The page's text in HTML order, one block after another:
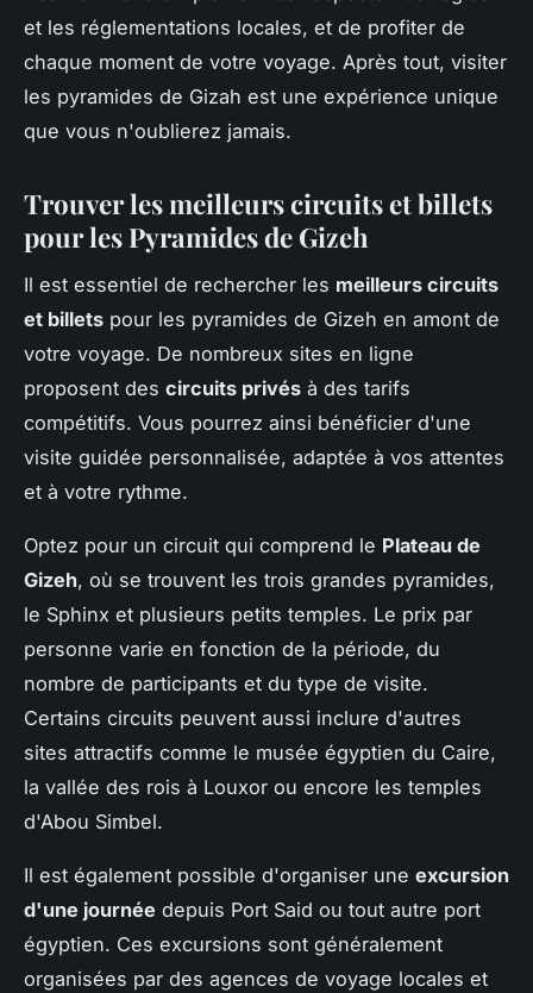
et les réglementations locales, et de profiter de
chaque moment de votre voyage. Après tout, visiter
les pyramides de Gizah est une expérience unique
que vous n'oublierez jamais.
Trouver les meilleurs circuits et billets
pour les Pyramides de Gizeh
Il est essentiel de rechercher les meilleurs circuits
et billets pour les pyramides de Gizeh en amont de
votre voyage. De nombreux sites en ligne
proposent des circuits privés à des tarifs
compétitifs. Vous pourrez ainsi bénéficier d'une
visite guidée personnalisée, adaptée à vos attentes
et à votre rythme.
Optez pour un circuit qui comprend le Plateau de
Gizeh, où se trouvent les trois grandes pyramides,
le Sphinx et plusieurs petits temples. Le prix par
personne varie en fonction de la période, du
nombre de participants et du type de visite.
Certains circuits peuvent aussi inclure d'autres
sites attractifs comme le musée égyptien du Caire,
la vallée des rois à Louxor ou encore les temples
d'Abou Simbel.
Il est également possible d'organiser une excursion
d'une journée depuis Port Said ou tout autre port
égyptien. Ces excursions sont généralement
organisées par des agences de voyage locales et